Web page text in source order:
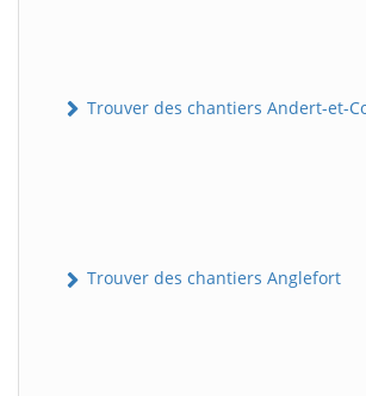
Trouver des chantiers Andert-et-
Trouver des chantiers Anglefort